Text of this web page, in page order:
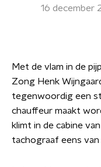
16 december
Met de vlam in de
Zong Henk
tegenwoordig een
chauffeur maakt
klimt in de cabine
tachograaf eens